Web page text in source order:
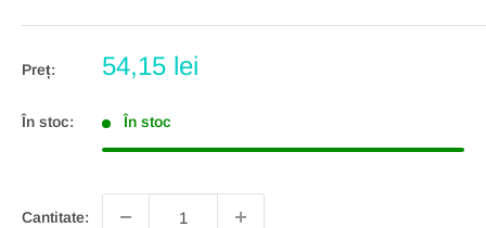
Preț:
Preț
54,15 lei
În stoc: În stoc
Cantitate: